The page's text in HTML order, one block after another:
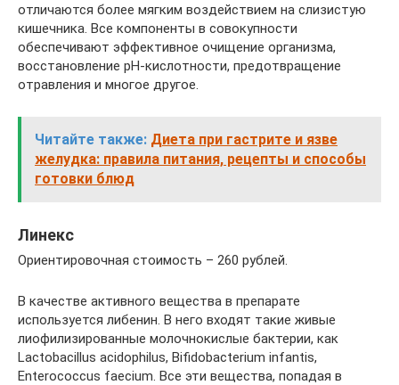
отличаются более мягким воздействием на слизистую
кишечника. Все компоненты в совокупности
обеспечивают эффективное очищение организма,
восстановление pH-кислотности, предотвращение
отравления и многое другое.
Читайте также: Диета при гастрите и язве
желудка: правила питания, рецепты и способы
готовки блюд
Линекс
Ориентировочная стоимость – 260 рублей.
В качестве активного вещества в препарате
используется либенин. В него входят такие живые
лиофилизированные молочнокислые бактерии, как
Lactobacillus acidophilus, Bifidobacterium infantis,
Enterococcus faecium. Все эти вещества, попадая в